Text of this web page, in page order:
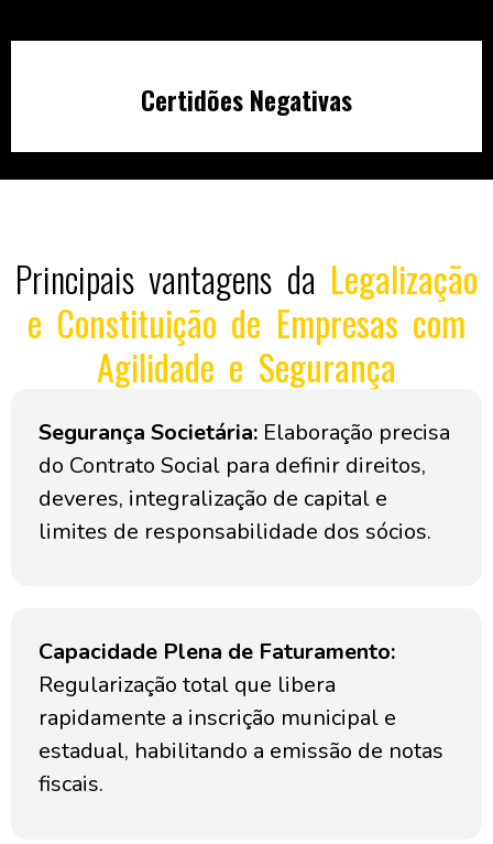
Certidões Negativas
Principais vantagens da Legalização
e Constituição de Empresas com
Agilidade e Segurança
Segurança Societária: Elaboração precisa
do Contrato Social para definir direitos,
deveres, integralização de capital e
limites de responsabilidade dos sócios.
Capacidade Plena de Faturamento:
Regularização total que libera
rapidamente a inscrição municipal e
estadual, habilitando a emissão de notas
fiscais.